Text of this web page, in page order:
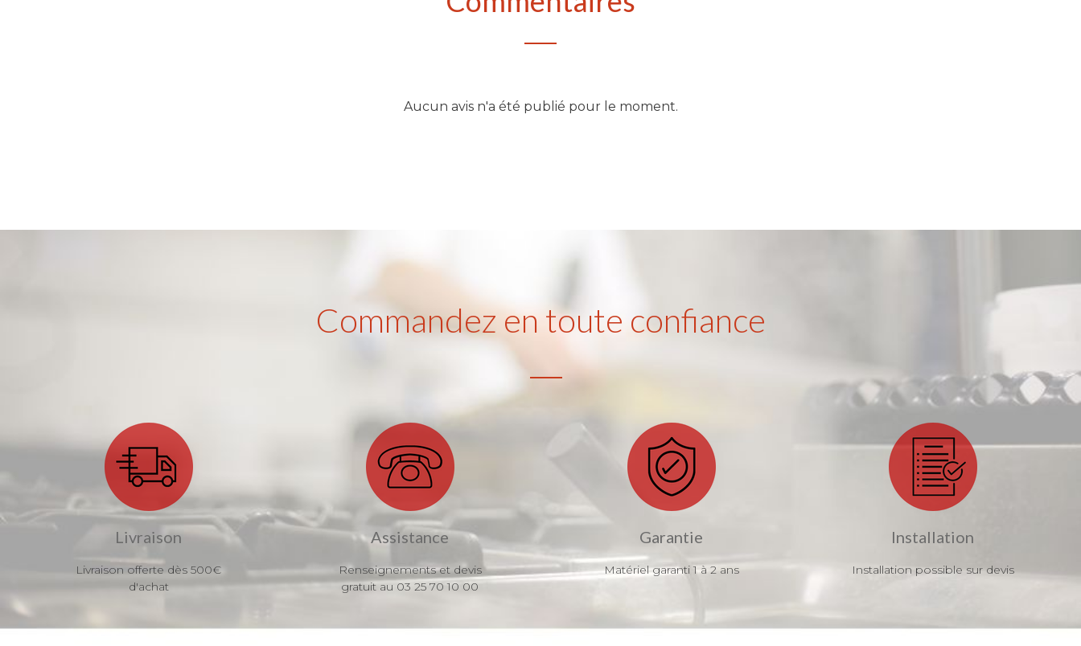
Aucun avis n'a été publié pour le moment.
Commandez en toute confiance
Livraison
Livraison offerte dès 500€
d'achat
Assistance
Renseignements et devis
gratuit au 03 25 70 10 00
Garantie
Matériel garanti 1 à 2 ans
Installation
Installation possible sur devis